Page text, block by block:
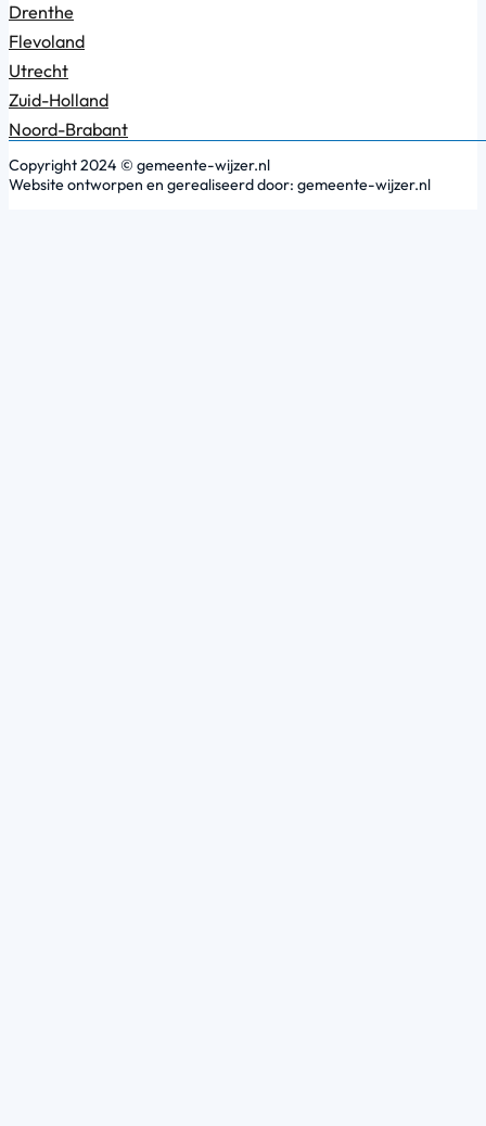
Drenthe
Flevoland
Utrecht
Zuid-Holland
Noord-Brabant
Copyright 2024 © gemeente-wijzer.nl
Website ontworpen en gerealiseerd door: gemeente-wijzer.nl